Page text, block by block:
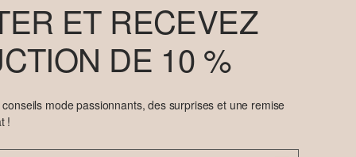
ET RECEVEZ
DE 10 %
mode passionnants, des surprises et une remise
!